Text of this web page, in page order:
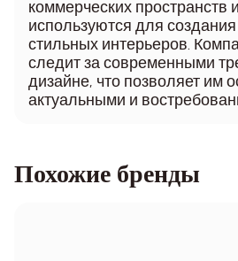
коммерческих пространств
используются для
стильных интерьеров.
следит за современными
дизайне, что позволяет им
актуальными и
Похожие бренды